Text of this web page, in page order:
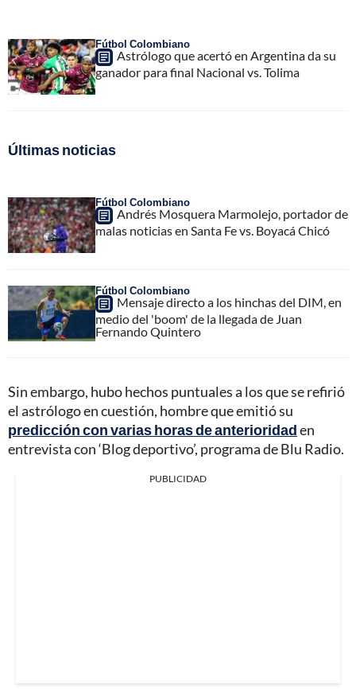
Fútbol Colombiano
Astrólogo que acertó en Argentina da su
ganador para final Nacional vs. Tolima
Últimas noticias
Fútbol Colombiano
Andrés Mosquera Marmolejo, portador de
malas noticias en Santa Fe vs. Boyacá Chicó
Fútbol Colombiano
Mensaje directo a los hinchas del DIM, en
medio del 'boom' de la llegada de Juan
Fernando Quintero
Sin embargo, hubo hechos puntuales a los que se refirió
el astrólogo en cuestión, hombre que emitió su
predicción con varias horas de anterioridaden
entrevista con ‘Blog deportivo’, programa de Blu Radio.
PUBLICIDAD